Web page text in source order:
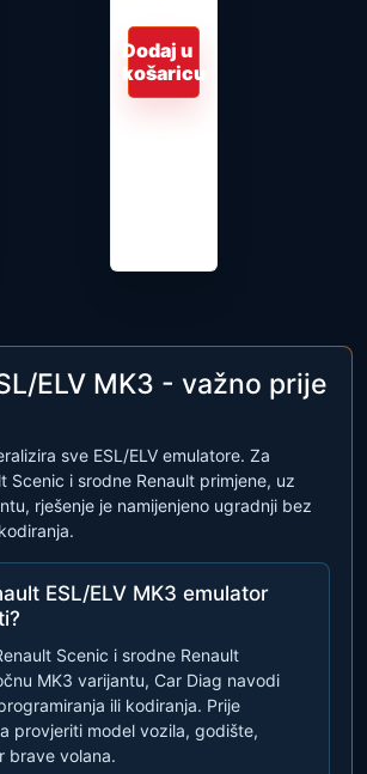
Dodaj u
košaricu
ELV MK3 - važno prije
sve ESL/ELV emulatore. Za
Scenic i srodne Renault primjene, uz
rješenje je namijenjeno ugradnji bez
ESL/ELV MK3 emulator
Scenic i srodne Renault
MK3 varijantu, Car Diag navodi
ili kodiranja. Prije
provjeriti model vozila, godište,
brave volana.